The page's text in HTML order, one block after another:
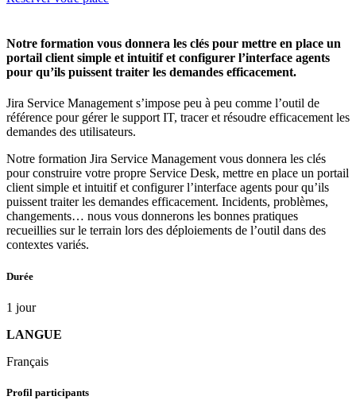
Notre formation vous donnera les clés pour mettre en place un
portail client simple et intuitif et configurer l’interface agents
pour qu’ils puissent traiter les demandes efficacement.
Jira Service Management s’impose peu à peu comme l’outil de
référence pour gérer le support IT, tracer et résoudre efficacement les
demandes des utilisateurs.
Notre formation Jira Service Management vous donnera les clés
pour construire votre propre Service Desk, mettre en place un portail
client simple et intuitif et configurer l’interface agents pour qu’ils
puissent traiter les demandes efficacement. Incidents, problèmes,
changements… nous vous donnerons les bonnes pratiques
recueillies sur le terrain lors des déploiements de l’outil dans des
contextes variés.
Durée
1 jour
LANGUE
Français
Profil participants